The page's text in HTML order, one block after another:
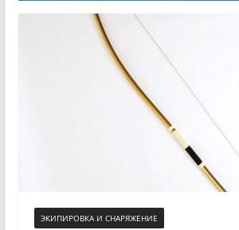
ЭКИПИРОВКА И СНАРЯЖЕНИЕ